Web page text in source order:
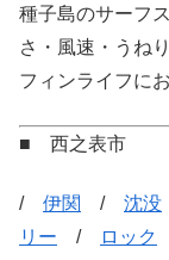
種子島のサーフ
さ・風速・うね
フィンライフに
■ 西之表市
/ 伊関 / 沈没
リー / ロック